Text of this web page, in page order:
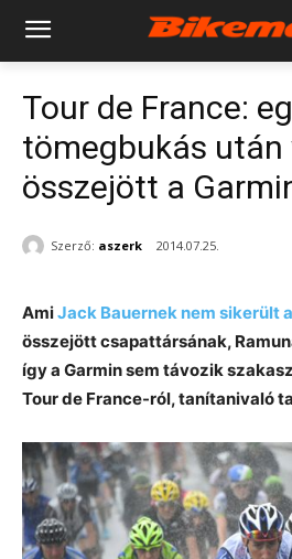
Tour de France:
tömegbukás után
összejött a
Szerző: aszerk 2014.07.25.
AmiJack Bauernek nem sikerült
összejött csapattársának,
így a Garmin sem távozik
Tour de France-ról, tanítanivaló